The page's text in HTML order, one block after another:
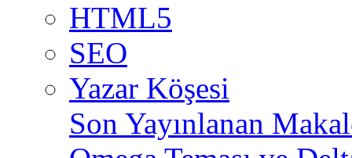
HTML5
SEO
Yazar Köşesi
Son Yayınlanan